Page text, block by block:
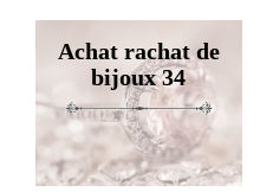
Achat rachat de
bijoux 34